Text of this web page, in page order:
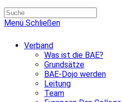
Menü Schließen
Verband
Was ist die BAE?
Grundsätze
BAE-Dojo werden
Leitung
Team